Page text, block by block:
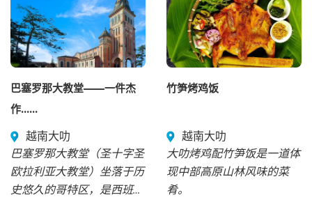
巴塞罗那大教堂——一件杰
作……
越南大叻
巴塞罗那大教堂（圣十字圣
欧拉利亚大教堂）坐落于历
史悠久的哥特区，是西班牙
竹笋烤鸡饭
越南大叻
大叻烤鸡配竹笋饭是一道体
现中部高原山林风味的菜
肴。